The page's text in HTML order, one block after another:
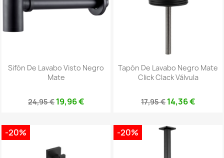
Sifón De Lavabo Visto Negro
Mate
24,95 € 19,96 €
Tapón De Lavabo Negro Mate
Click Clack Válvula
17,95 € 14,36 €
-20% -20%